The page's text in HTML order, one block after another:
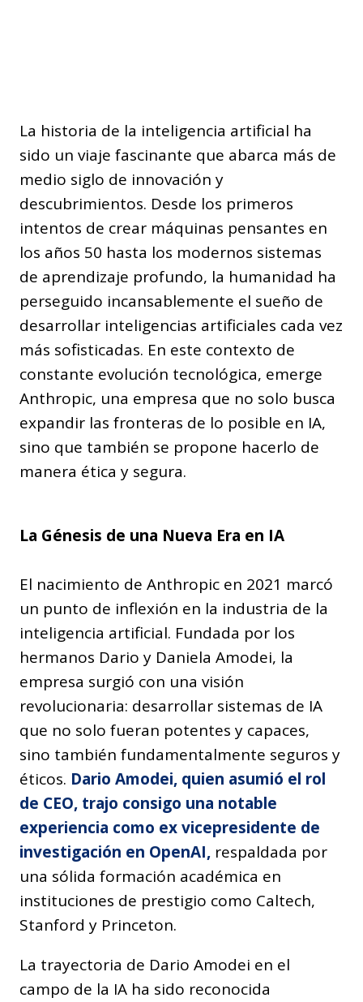
La historia de la inteligencia artificial ha
sido un viaje fascinante que abarca más de
medio siglo de innovación y
descubrimientos. Desde los primeros
intentos de crear máquinas pensantes en
los años 50 hasta los modernos sistemas
de aprendizaje profundo, la humanidad ha
perseguido incansablemente el sueño de
desarrollar inteligencias artificiales cada vez
más sofisticadas. En este contexto de
constante evolución tecnológica, emerge
Anthropic, una empresa que no solo busca
expandir las fronteras de lo posible en IA,
sino que también se propone hacerlo de
manera ética y segura.
La Génesis de una Nueva Era en IA
El nacimiento de Anthropic en 2021 marcó
un punto de inflexión en la industria de la
inteligencia artificial. Fundada por los
hermanos Dario y Daniela Amodei, la
empresa surgió con una visión
revolucionaria: desarrollar sistemas de IA
que no solo fueran potentes y capaces,
sino también fundamentalmente seguros y
éticos. Dario Amodei, quien asumió el rol
de CEO, trajo consigo una notable
experiencia como ex vicepresidente de
investigación en OpenAI, respaldada por
una sólida formación académica en
instituciones de prestigio como Caltech,
Stanford y Princeton.
La trayectoria de Dario Amodei en el
campo de la IA ha sido reconocida